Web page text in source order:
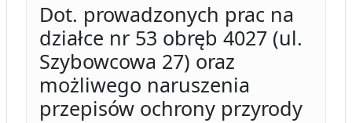
Dot. prowadzonych prac na
działce nr 53 obręb 4027 (ul.
Szybowcowa 27) oraz
możliwego naruszenia
przepisów ochrony przyrody